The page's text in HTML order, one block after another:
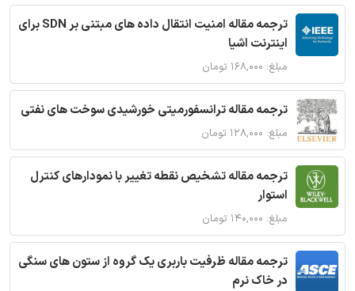
ترجمه مقاله امنیت انتقال داده های مبتنی بر SDN برای
اینترنت اشیا
مبلغ: ۱۶۸,۰۰۰ تومان
ترجمه مقاله ترانسفورمیتی خورشیدی سوخت های نفتی
مبلغ: ۱۲۸,۰۰۰ تومان
ترجمه مقاله تشخیص نقطه تغییر با نمودارهای کنترل
استوار
مبلغ: ۱۴۰,۰۰۰ تومان
ترجمه مقاله ظرفیت باربری یک گروه از ستون های سنگی
در خاک نرم